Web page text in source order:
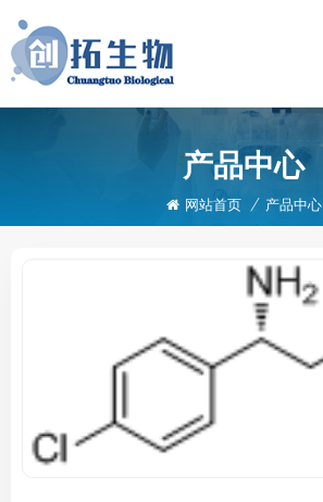
产品中心
网站首页 / 产品中心